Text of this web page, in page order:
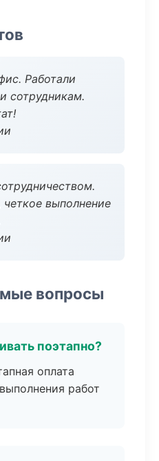
Работали
сотрудникам.
выполнение
вопросы
поэтапно?
оплата
работ